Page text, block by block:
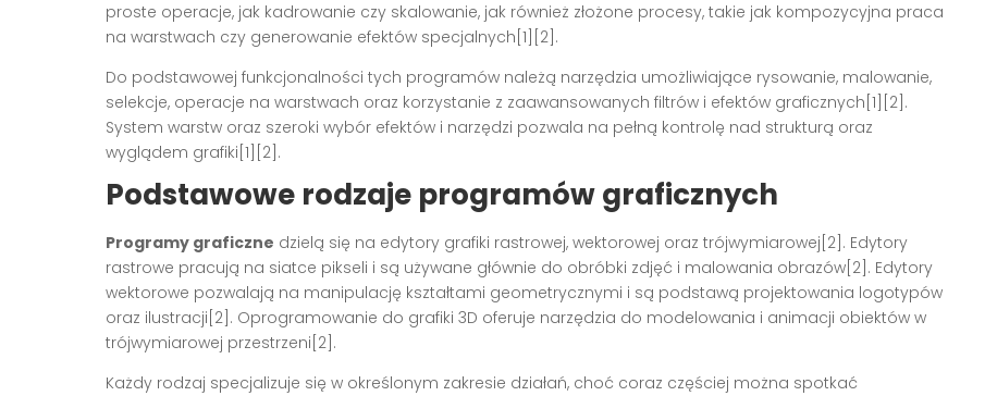
proste operacje, jak kadrowanie czy skalowanie, jak również złożone procesy, takie jak kompozycyjna praca
na warstwach czy generowanie efektów specjalnych[1][2].
Do podstawowej funkcjonalności tych programów należą narzędzia umożliwiające rysowanie, malowanie,
selekcje, operacje na warstwach oraz korzystanie z zaawansowanych filtrów i efektów graficznych[1][2].
System warstw oraz szeroki wybór efektów i narzędzi pozwala na pełną kontrolę nad strukturą oraz
wyglądem grafiki[1][2].
Podstawowe rodzaje programów graficznych
Programy graficzne dzielą się na edytory grafiki rastrowej, wektorowej oraz trójwymiarowej[2]. Edytory
rastrowe pracują na siatce pikseli i są używane głównie do obróbki zdjęć i malowania obrazów[2]. Edytory
wektorowe pozwalają na manipulację kształtami geometrycznymi i są podstawą projektowania logotypów
oraz ilustracji[2]. Oprogramowanie do grafiki 3D oferuje narzędzia do modelowania i animacji obiektów w
trójwymiarowej przestrzeni[2].
Każdy rodzaj specjalizuje się w określonym zakresie działań, choć coraz częściej można spotkać